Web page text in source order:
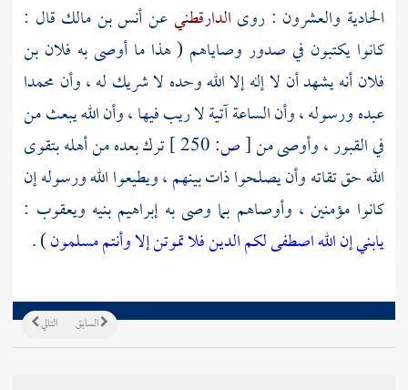
الحادية والعشرون : روى الدارقطنيعنأنس بن مالك قال :
كانوا يكتبون في صدور وصاياهم ( هذا ما أوصى به فلان بن
فلان أنه يشهد أن لا إله إلا الله وحده لا شريك له ، وأن محمدا
عبده ورسوله ، وأن الساعة آتية لا ريب فيها ، وأن الله يبعث من
في القبور ، وأوصى من[ص:
ترك بعده من أهله بتقوى
الله حق تقاته وأن يصلحوا ذات بينهم ، ويطيعوا الله ورسوله إن
كانوا مؤمنين ، وأوصاهم بما وصى بهإبراهيمبنيه ويعقوب :
يابني إن الله اصطفى لكم الدين فلا تموتن إلا وأنتم مسلمون) .
التالي السابق